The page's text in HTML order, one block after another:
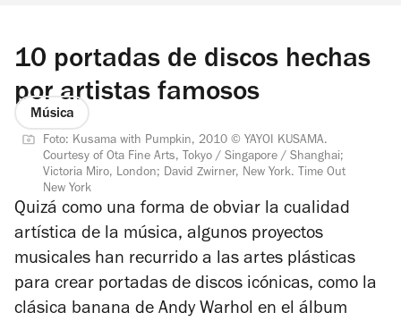
10 portadas de discos hechas
por artistas famosos
Música
Foto: Kusama with Pumpkin, 2010 © YAYOI KUSAMA.
Courtesy of Ota Fine Arts, Tokyo / Singapore / Shanghai;
Victoria Miro, London; David Zwirner, New York. Time Out
New York
Quizá como una forma de obviar la cualidad
artística de la música, algunos proyectos
musicales han recurrido a las artes plásticas
para crear portadas de discos icónicas, como la
clásica banana de Andy Warhol en el álbum